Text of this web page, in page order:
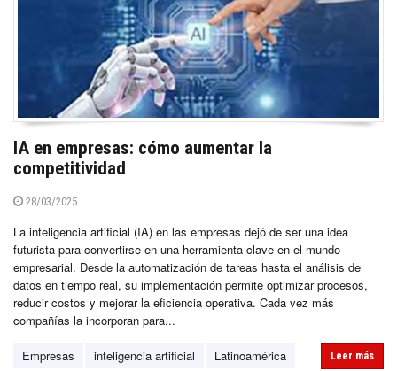
IA en empresas: cómo aumentar la
competitividad
28/03/2025
La inteligencia artificial (IA) en las empresas dejó de ser una idea
futurista para convertirse en una herramienta clave en el mundo
empresarial. Desde la automatización de tareas hasta el análisis de
datos en tiempo real, su implementación permite optimizar procesos,
reducir costos y mejorar la eficiencia operativa. Cada vez más
compañías la incorporan para...
Empresas inteligencia artificial Latinoamérica Leer más